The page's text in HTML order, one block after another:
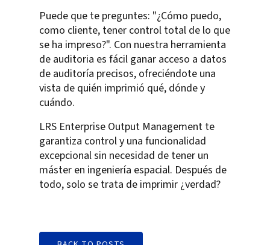
Puede que te preguntes: "¿Cómo puedo,
como cliente, tener control total de lo que
se ha impreso?". Con nuestra herramienta
de auditoria es fácil ganar acceso a datos
de auditoría precisos, ofreciéndote una
vista de quién imprimió qué, dónde y
cuándo.
LRS Enterprise Output Management te
garantiza control y una funcionalidad
excepcional sin necesidad de tener un
máster en ingeniería espacial. Después de
todo, solo se trata de imprimir ¿verdad?